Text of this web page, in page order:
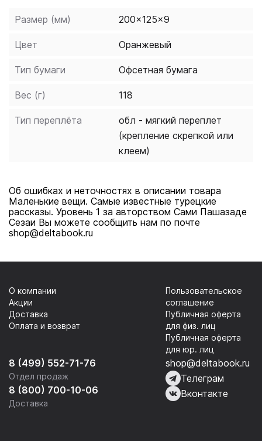
знакомство с турецким языком.
Размер (мм) 200x125x9
Цвет Оранжевый
Тип бумаги Офсетная бумага
Вес (г) 118
Тип переплёта
обл - мягкий переплет
(крепление скрепкой или
клеем)
Об ошибках и неточностях в описании товара
Маленькие вещи. Самые известные турецкие
рассказы. Уровень 1 за авторством Сами Пашазаде
Сезаи Вы можете сообщить нам по почте
shop@deltabook.ru
8 (499) 552-71-76
Отдел продаж
8 (800) 700-10-06
Доставка
О компании
Акции
Доставка
Оплата и возврат
Пользовательское
соглашение
Публичная оферта
для физ. лиц
Публичная оферта
для юр. лиц
shop@deltabook.ru
Телеграм
Вконтакте